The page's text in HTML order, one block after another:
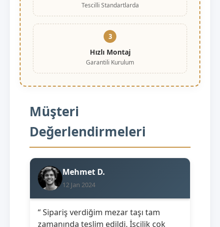
Tescilli Standartlarda
3
Hızlı Montaj
Garantili Kurulum
Müşteri
Değerlendirmeleri
Mehmet D.
12 Jan 2024
“ Sipariş verdiğim mezar taşı tam
zamanında teslim edildi. İşçilik çok